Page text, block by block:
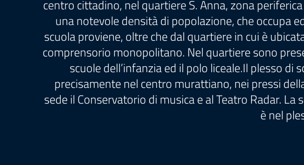
centro cittadino, nel quartiere S. Anna, zona
una notevole densità di popolazione, che occupa
scuola proviene, oltre che dal quartiere in cui è
comprensorio monopolitano. Nel quartiere sono
scuole dell’infanzia ed il polo liceale.Il plesso di
precisamente nel centro murattiano, nei pressi
sede il Conservatorio di musica e al Teatro Radar.
è nel